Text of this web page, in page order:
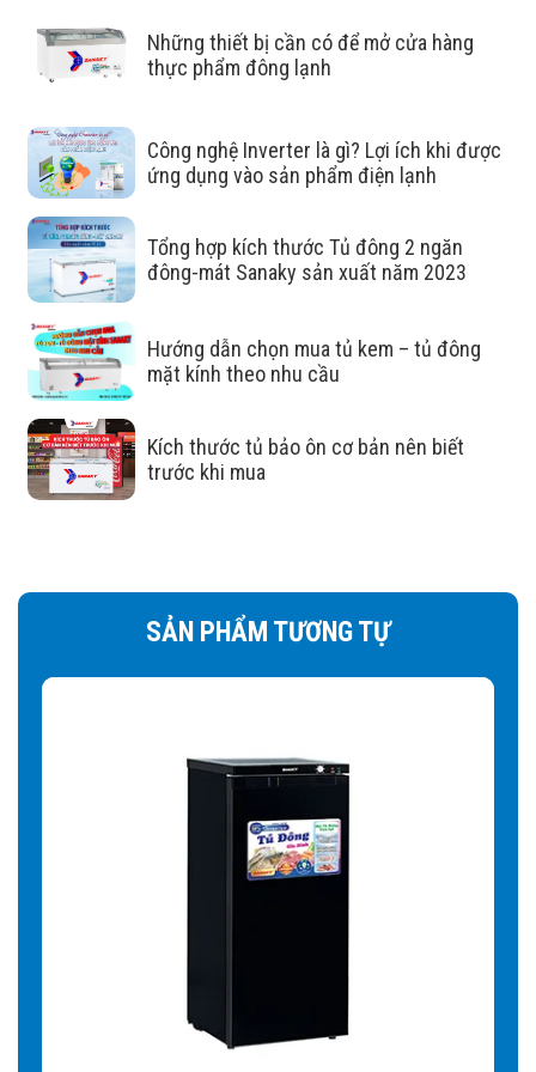
quản trưng bày
Hạn chế sự trao đổi nhiệt với bên ngoài:
lượng cao của ánh sáng trắng thâm nhập vào tủ.
Tăng khả năng cách nhiệt:hạn chế bức xạ giúp giảm
trao đổi nhiệt với môi trường bên ngoài xuống mức thấp
nhất. Không gian làm lạnh bên trong tủ giữ được nhiệt độ
lâu hơn
Hạn chế đọng sương: Kính Low-E giúp hạn chế đọng
sương hay hơi nước trên cánh tủ khi tủ đang hoạt động
nhờ năng cao khả năng cách nhiệt của kính.
Tiết kiệm tối đa điện năng:nhờ khả năng giữ nhiệt và
cách nhiệt tốt của kính Low-e mà tủ mát sẽ phải hoạt động
cân bằng ánh sáng tốt hơn, không gây chói mắt khi nhìn từ
ngoài vào tủ mà có ánh đèn hay nguồn ánh sáng khác
chiếu vào mặt kính. Nâng cao tính thẩm mỹ cánh Tủ Mát
Những thiết bị cần có để mở cửa hàng
thực phẩm đông lạnh
Công nghệ Inverter là gì? Lợi ích khi được
ứng dụng vào sản phẩm điện lạnh
Tổng hợp kích thước Tủ đông 2 ngăn
đông-mát Sanaky sản xuất năm 2023
Hướng dẫn chọn mua tủ kem – tủ đông
mặt kính theo nhu cầu
Kích thước tủ bảo ôn cơ bản nên biết
trước khi mua
SẢN PHẨM TƯƠNG TỰ